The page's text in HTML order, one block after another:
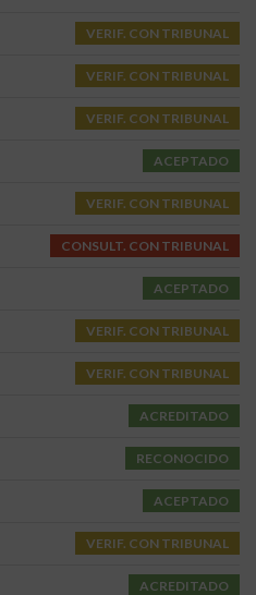
VERIF. CON TRIBUNAL
VERIF. CON TRIBUNAL
VERIF. CON TRIBUNAL
ACEPTADO
VERIF. CON TRIBUNAL
CONSULT. CON TRIBUNAL
ACEPTADO
VERIF. CON TRIBUNAL
VERIF. CON TRIBUNAL
ACREDITADO
RECONOCIDO
ACEPTADO
VERIF. CON TRIBUNAL
ACREDITADO